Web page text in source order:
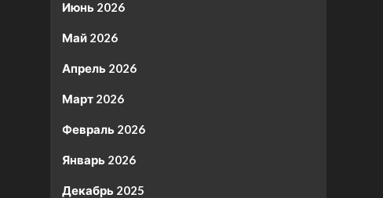
Июнь 2026
Май 2026
Апрель 2026
Март 2026
Февраль 2026
Январь 2026
Декабрь 2025